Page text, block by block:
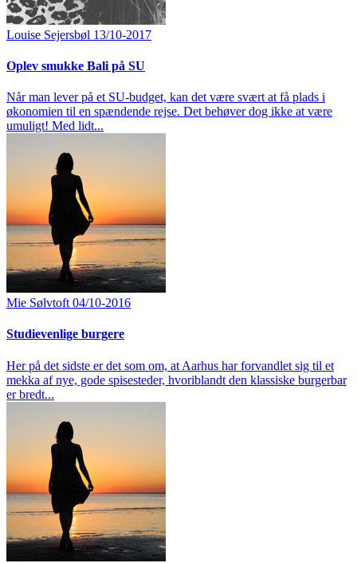
Louise Sejersbøl 13/10-2017
Oplev smukke Bali på SU
Når man lever på et SU-budget, kan det være svært at få plads i
økonomien til en spændende rejse. Det behøver dog ikke at være
umuligt! Med lidt...
Mie Sølvtoft 04/10-2016
Studievenlige burgere
Her på det sidste er det som om, at Aarhus har forvandlet sig til et
mekka af nye, gode spisesteder, hvoriblandt den klassiske burgerbar
er bredt...